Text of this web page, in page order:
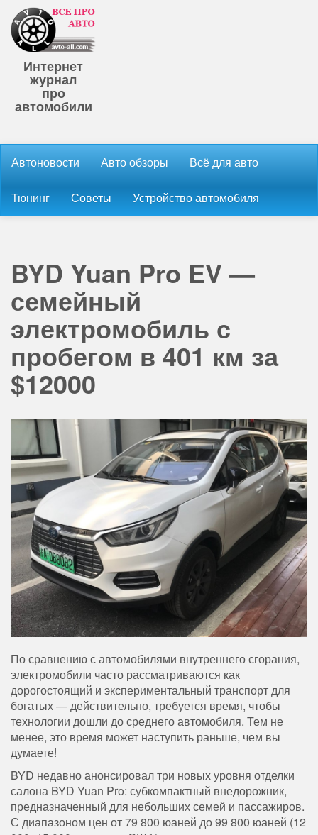
Интернет
журнал
про
автомобили
Автоновости Авто обзоры Всё для авто
Тюнинг Советы Устройство автомобиля
BYD Yuan Pro EV —
семейный
электромобиль с
пробегом в 401 км за
$12000
По сравнению с автомобилями внутреннего сгорания,
электромобили часто рассматриваются как
дорогостоящий и экспериментальный транспорт для
богатых — действительно, требуется время, чтобы
технологии дошли до среднего автомобиля. Тем не
менее, это время может наступить раньше, чем вы
думаете!
BYD недавно анонсировал три новых уровня отделки
салона BYD Yuan Pro: субкомпактный внедорожник,
предназначенный для небольших семей и пассажиров.
С диапазоном цен от 79 800 юаней до 99 800 юаней (12